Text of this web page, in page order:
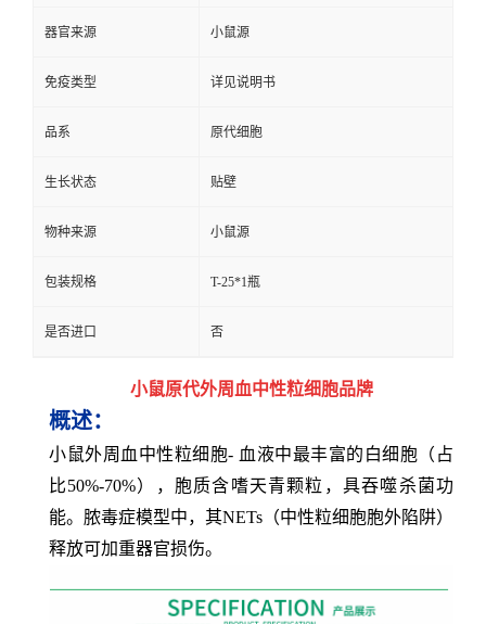
器官来源 小鼠源
免疫类型 详见说明书
品系 原代细胞
生长状态 贴壁
物种来源 小鼠源
包装规格 T-25*1瓶
是否进口 否
小鼠原代外周血中性粒细胞品牌
概述：
小鼠外周血中性粒细胞- 血液中最丰富的白细胞（占
比50%-70%），胞质含嗜天青颗粒，具吞噬杀菌功
能。脓毒症模型中，其NETs（中性粒细胞胞外陷阱）
释放可加重器官损伤。